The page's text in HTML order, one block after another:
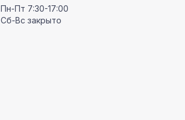
Пн-Пт 7:30-17:00
Сб-Вс закрыто